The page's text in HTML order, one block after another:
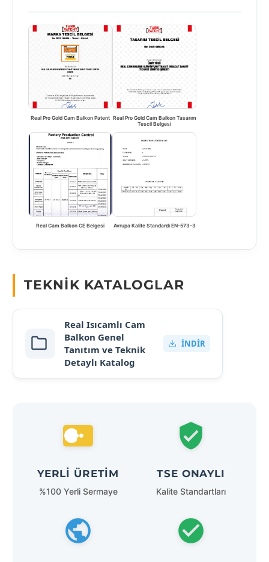
Real Pro Gold Cam Balkon Patent Real Pro Gold Cam Balkon Tasarım
Tescil Belgesi
Real Cam Balkon CE Belgesi Avrupa Kalite Standardı EN-573-3
TEKNIK KATALOGLAR
Real Isıcamlı Cam
Balkon Genel
Tanıtım ve Teknik
Detaylı Katalog
İNDIR
YERLI ÜRETIM
%100 Yerli Sermaye
TSE ONAYLI
Kalite Standartları